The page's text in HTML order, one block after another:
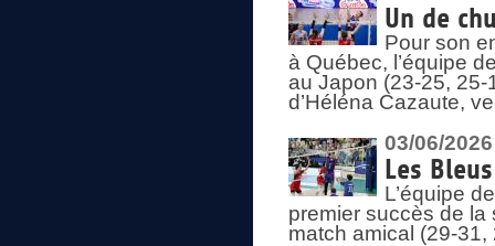
Un de
Pour son
à Québec, l’équipe
au Japon (23-25,
d’Héléna Cazaute,
03/06/2026
Les
L’équipe
premier succès de la
match amical (29-